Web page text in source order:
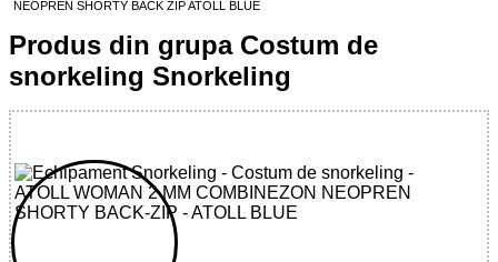
NEOPREN SHORTY BACK ZIP ATOLL BLUE
Produs din grupa Costum de
snorkeling Snorkeling